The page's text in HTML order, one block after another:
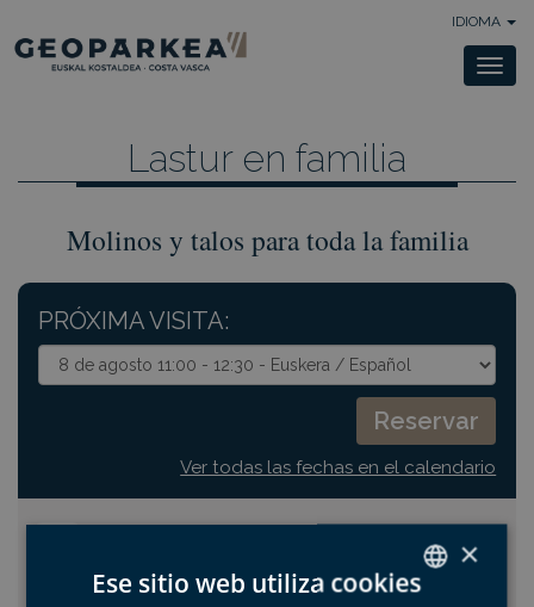
IDIOMA
Lastur en familia
Molinos y talos para toda la familia
PRÓXIMA VISITA:
Ver todas las fechas en el calendario
Duración:01:30
×
Ese sitio web utiliza cookies